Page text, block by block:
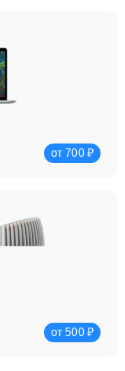
от 700 ₽
от 500 ₽